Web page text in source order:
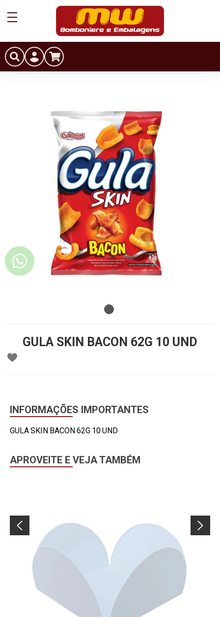
GULA SKIN BACON 62G 10 UND
INFORMAÇÕES IMPORTANTES
GULA SKIN BACON 62G 10 UND
APROVEITE E VEJA TAMBÉM